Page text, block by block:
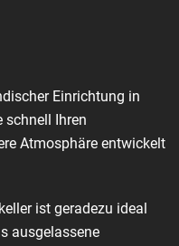
Einrichtung in
schnell Ihren
Atmosphäre entwickelt
ist geradezu ideal
ausgelassene